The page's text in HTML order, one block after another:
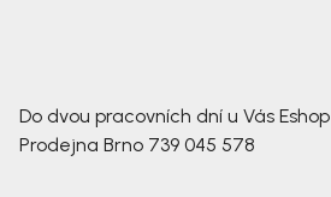
Do dvou pracovních dní u Vás Eshop
Prodejna Brno 739 045 578